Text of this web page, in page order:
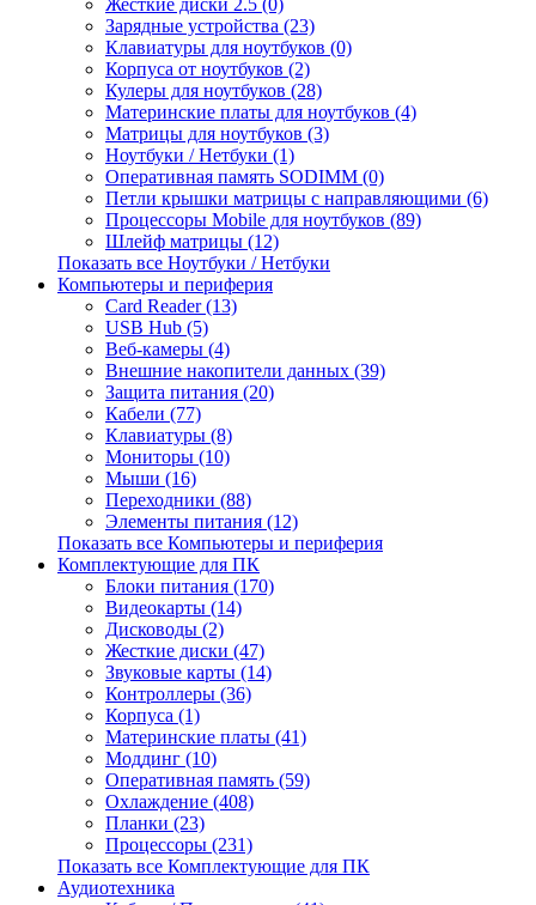
Жесткие диски 2.5 (0)
Зарядные устройства (23)
Клавиатуры для ноутбуков (0)
Корпуса от ноутбуков (2)
Кулеры для ноутбуков (28)
Материнские платы для ноутбуков (4)
Матрицы для ноутбуков (3)
Ноутбуки / Нетбуки (1)
Оперативная память SODIMM (0)
Петли крышки матрицы с направляющими (6)
Процессоры Mobile для ноутбуков (89)
Шлейф матрицы (12)
Показать все Ноутбуки / Нетбуки
Компьютеры и периферия
Card Reader (13)
USB Hub (5)
Веб-камеры (4)
Внешние накопители данных (39)
Защита питания (20)
Кабели (77)
Клавиатуры (8)
Мониторы (10)
Мыши (16)
Переходники (88)
Элементы питания (12)
Показать все Компьютеры и периферия
Комплектующие для ПК
Блоки питания (170)
Видеокарты (14)
Дисководы (2)
Жесткие диски (47)
Звуковые карты (14)
Контроллеры (36)
Корпуса (1)
Материнские платы (41)
Моддинг (10)
Оперативная память (59)
Охлаждение (408)
Планки (23)
Процессоры (231)
Показать все Комплектующие для ПК
Аудиотехника